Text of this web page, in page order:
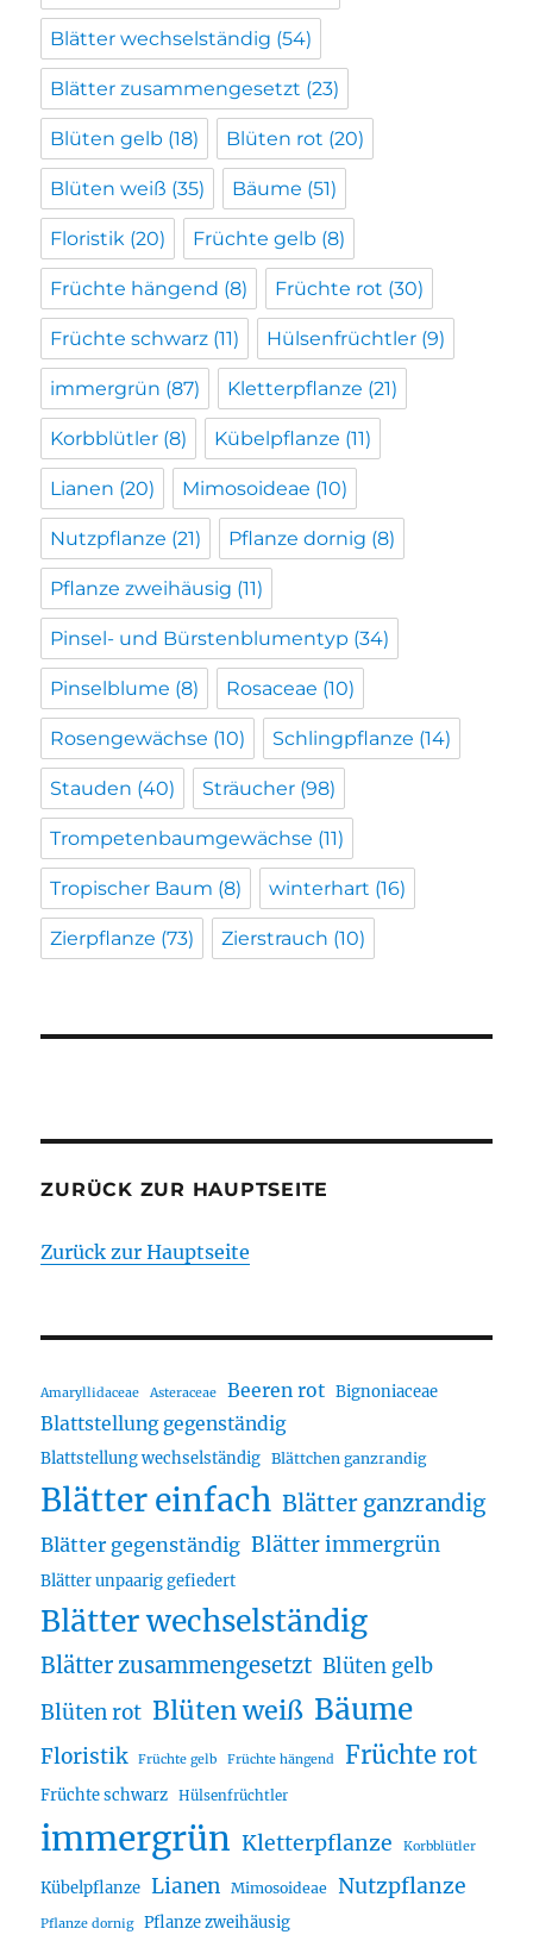
Blätter wechselständig (54)
Blätter zusammengesetzt (23)
Blüten gelb (18) Blüten rot (20)
Blüten weiß (35) Bäume (51)
Floristik (20) Früchte gelb (8)
Früchte hängend (8) Früchte rot (30)
Früchte schwarz (11) Hülsenfrüchtler (9)
immergrün (87) Kletterpflanze (21)
Korbblütler (8) Kübelpflanze (11)
Lianen (20) Mimosoideae (10)
Nutzpflanze (21) Pflanze dornig (8)
Pflanze zweihäusig (11)
Pinsel- und Bürstenblumentyp (34)
Pinselblume (8) Rosaceae (10)
Rosengewächse (10) Schlingpflanze (14)
Stauden (40) Sträucher (98)
Trompetenbaumgewächse (11)
Tropischer Baum (8) winterhart (16)
Zierpflanze (73) Zierstrauch (10)
ZURÜCK ZUR HAUPTSEITE
Zurück zur Hauptseite
Amaryllidaceae Asteraceae Beeren rot Bignoniaceae
Blattstellung gegenständig
Blattstellung wechselständig Blättchen ganzrandig
Blätter einfach Blätter ganzrandig
Blätter gegenständig Blätter immergrün
Blätter unpaarig gefiedert
Blätter wechselständig
Blätter zusammengesetzt Blüten gelb
Blüten rot Blüten weiß Bäume
Floristik Früchte gelb Früchte hängend Früchte rot
Früchte schwarz Hülsenfrüchtler
immergrün Kletterpflanze Korbblütler
Kübelpflanze Lianen Mimosoideae Nutzpflanze
Pflanze dornig Pflanze zweihäusig